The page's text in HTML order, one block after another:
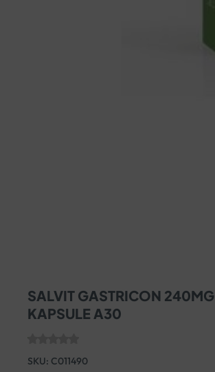
SALVIT GASTRICON 240MG
KAPSULE A30
SKU: C011490